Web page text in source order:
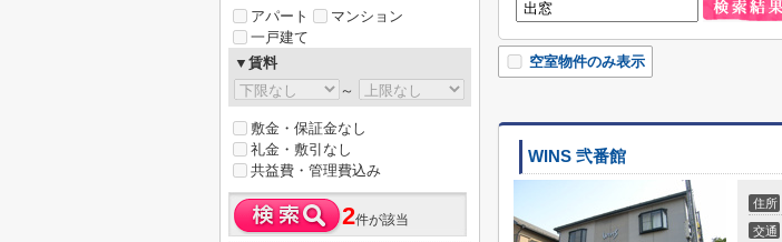
空室物件のみ表示
WINS 弐番館
住所
交通
アパート
マンション
一戸建て
▼賃料
～
敷金・保証金なし
礼金・敷引なし
共益費・管理費込み
2件が該当